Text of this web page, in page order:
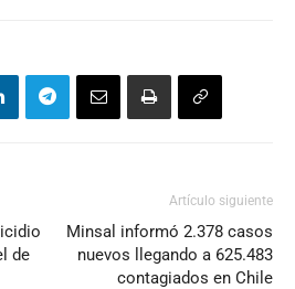
de
Artículo siguiente
Minsal informó 2.378 casos
nuevos llegando a 625.483
contagiados en Chile